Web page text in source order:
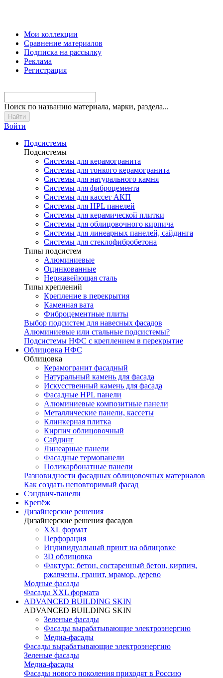
Мои коллекции
Сравнение материалов
Подписка на рассылку
Реклама
Регистрация
Поиск по названию материала, марки, раздела...
Войти
Подсистемы
Подсистемы
Системы для керамогранита
Системы для тонкого керамогранита
Системы для натурального камня
Системы для фиброцемента
Системы для кассет АКП
Системы для HPL панелей
Системы для керамической плитки
Системы для облицовочного кирпича
Системы для линеарных панелей, сайдинга
Системы для стеклофибробетона
Типы подсистем
Алюминиевые
Оцинкованные
Нержавейющая сталь
Типы креплений
Крепление в перекрытия
Каменная вата
Фиброцементные плиты
Выбор подсистем для навесных фасадов
Алюминиевые или стальные подсистемы?
Подсистемы НФС с креплением в перекрытие
Облицовка НФС
Облицовка
Керамогранит фасадный
Натуральный камень для фасада
Искусственный камень для фасада
Фасадные HPL панели
Алюминиевые композитные панели
Металлические панели, кассеты
Клинкерная плитка
Кирпич облицовочный
Сайдинг
Линеарные панели
Фасадные термопанели
Поликарбонатные панели
Разновидности фасадных облицовочных материалов
Как создать неповторимый фасад
Сэндвич-панели
Крепёж
Дизайнерские решения
Дизайнерские решения фасадов
XXL формат
Перфорация
Индивидуальный принт на облицовке
3D облицовка
Фактура: бетон, состаренный бетон, кирпич,
ржавчены, гранит, мрамор, дерево
Модные фасады
Фасады XXL формата
ADVANCED BUILDING SKIN
ADVANCED BUILDING SKIN
Зеленые фасады
Фасады вырабатывающие электроэнергию
Медиа-фасады
Фасады вырабатывающие электроэнергию
Зеленые фасады
Медиа-фасады
Фасады нового поколения приходят в Россию